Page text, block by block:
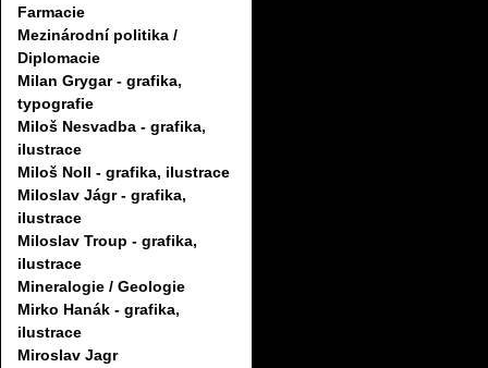
Farmacie
Mezinárodní politika /
Diplomacie
Milan Grygar - grafika,
typografie
Miloš Nesvadba - grafika,
ilustrace
Miloš Noll - grafika, ilustrace
Miloslav Jágr - grafika,
ilustrace
Miloslav Troup - grafika,
ilustrace
Mineralogie / Geologie
Mirko Hanák - grafika,
ilustrace
Miroslav Jagr